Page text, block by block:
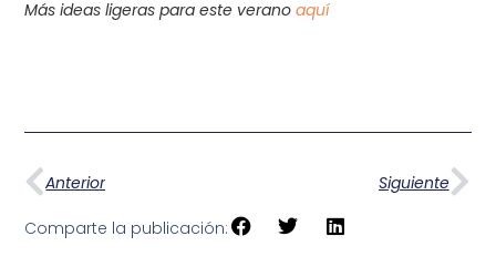
Más ideas ligeras para este veranoaquí
Anterior Siguiente
Comparte la publicación: